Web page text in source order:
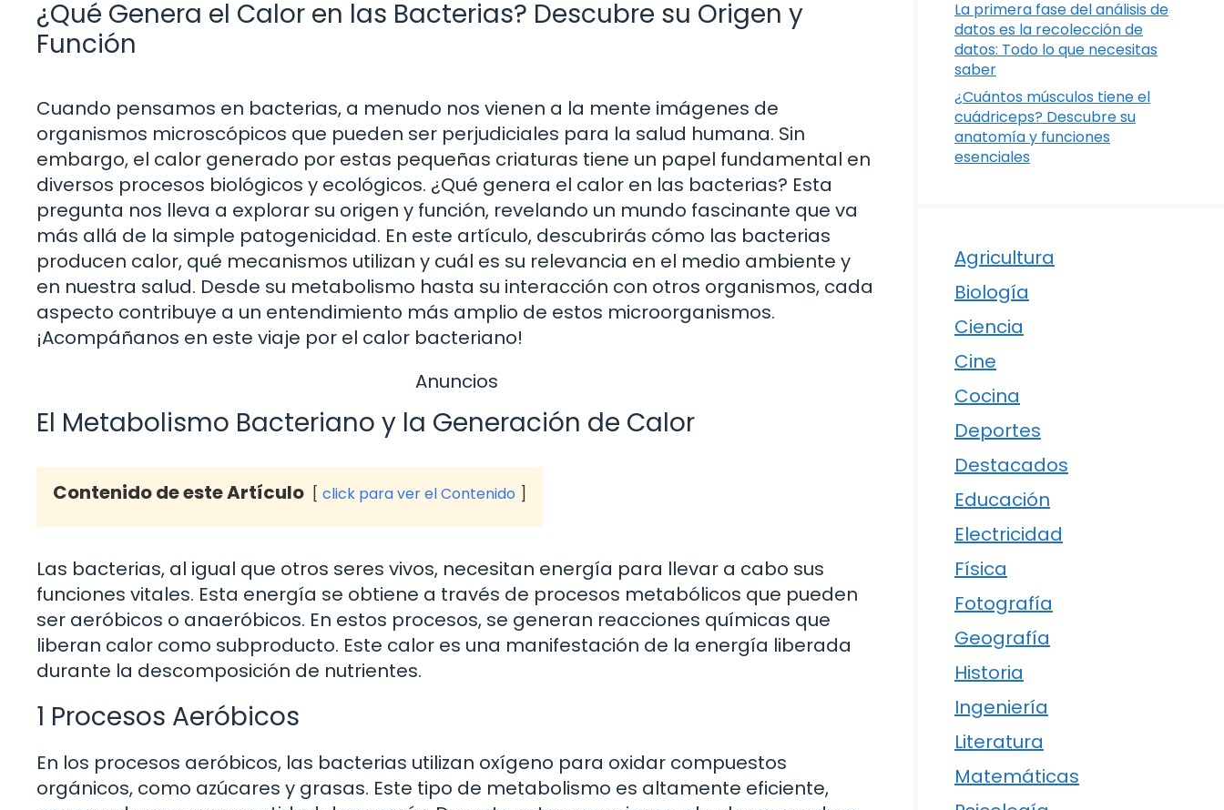
¿Qué Genera el Calor en las Bacterias? Descubre su Origen y
Función
Cuando pensamos en bacterias, a menudo nos vienen a la mente imágenes de
organismos microscópicos que pueden ser perjudiciales para la salud humana. Sin
embargo, el calor generado por estas pequeñas criaturas tiene un papel fundamental en
diversos procesos biológicos y ecológicos. ¿Qué genera el calor en las bacterias? Esta
pregunta nos lleva a explorar su origen y función, revelando un mundo fascinante que va
más allá de la simple patogenicidad. En este artículo, descubrirás cómo las bacterias
producen calor, qué mecanismos utilizan y cuál es su relevancia en el medio ambiente y
en nuestra salud. Desde su metabolismo hasta su interacción con otros organismos, cada
aspecto contribuye a un entendimiento más amplio de estos microorganismos.
¡Acompáñanos en este viaje por el calor bacteriano!
Anuncios
El Metabolismo Bacteriano y la Generación de Calor
Contenido de este Artículo click para ver el Contenido
Las bacterias, al igual que otros seres vivos, necesitan energía para llevar a cabo sus
funciones vitales. Esta energía se obtiene a través de procesos metabólicos que pueden
ser aeróbicos o anaeróbicos. En estos procesos, se generan reacciones químicas que
liberan calor como subproducto. Este calor es una manifestación de la energía liberada
durante la descomposición de nutrientes.
1 Procesos Aeróbicos
En los procesos aeróbicos, las bacterias utilizan oxígeno para oxidar compuestos
orgánicos, como azúcares y grasas. Este tipo de metabolismo es altamente eficiente,
La primera fase del análisis de
datos es la recolección de
datos: Todo lo que necesitas
saber
¿Cuántos músculos tiene el
cuádriceps? Descubre su
anatomía y funciones
esenciales
Agricultura
Biología
Ciencia
Cine
Cocina
Deportes
Destacados
Educación
Electricidad
Física
Fotografía
Geografía
Historia
Ingeniería
Literatura
Matemáticas